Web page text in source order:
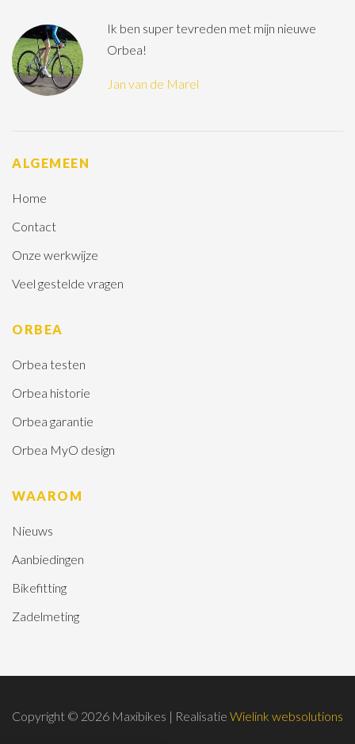
Ik ben super tevreden met mijn nieuwe
Orbea!
Jan van de Marel
ALGEMEEN
Home
Contact
Onze werkwijze
Veel gestelde vragen
ORBEA
Orbea testen
Orbea historie
Orbea garantie
Orbea MyO design
WAAROM
Nieuws
Aanbiedingen
Bikefitting
Zadelmeting
Copyright © 2026 Maxibikes | Realisatie Wielink websolutions